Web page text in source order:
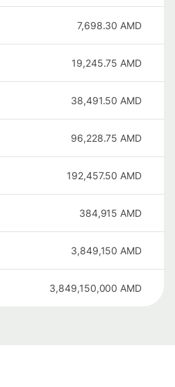
7,698.30 AMD
19,245.75 AMD
38,491.50 AMD
96,228.75 AMD
192,457.50 AMD
384,915 AMD
3,849,150 AMD
3,849,150,000 AMD